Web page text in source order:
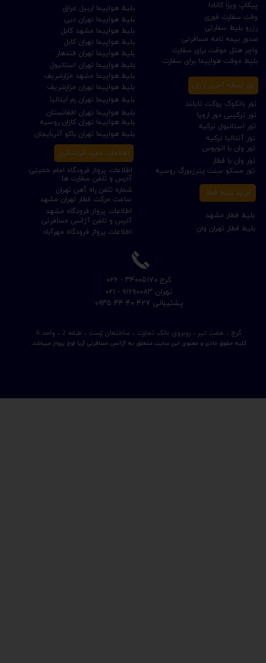
کلیه حقوق مادی و معنوی این سایت متعلق به آژانس مسافرتی آریا اوج پرواز میباشد.
​تهران ۹۱۶۹۰۰۸۳ - ۰۲۱
کرج ، هفت تیر ، روبروی بانک تجارت ، ساختمان ژست ، طبقه 2 ، واحد 6
​کرج ۳۴۰۰۵۱۷۰ - ۰۲۶
​پشتیبانی ۴۲۷ ۴۰ ۴۴ ۰۹۳۵
تور ترکیبی دور اروپا
رزرو بلیط سفارتی
پیکاپ ویزا کانادا
بلیط هواپیما تهران کابل
بلیط هواپیما تهران مزارشریف
بلیط هواپیما مشهد کابل
بلیط هواپیما تهران قندهار
بلیط هواپیما تهران افغانستان
بلیط هواپیما مشهد مزارشریف
بلیط قطار تهران وان
بلیط قطار مشهد
بلیط موقت هواپیما برای سفارت
واچر هتل موقت برای سفارت
بلیط هواپیما تهران رم ایتالیا
اطلاعات پرواز فرودگاه امام خمینی
بلیط هواپیما تهران دبی
بلیط هواپیما تهران باکو آذربایجان
بلیط هواپیما تهران استانبول
بلیط هواپیما تهران کازان روسیه
بلیط هواپیما اربیل عراق
صدور بیمه نامه مسافرتی
تور آنتالیا ترکیه
تور استانبول ترکیه
تور مسکو سنت پترزبورگ روسیه
تور وان با قطار
تور بانکوک پوکت تایلند
تور وان با اتوبوس
ساعت حرکت قطار تهران مشهد
خرید بلیط قطار
تور لحظه آخری ارزان
شماره تلفن راه آهن تهران
وقت سفارت فوری
اطلاعات پرواز فرودگاه مهرآباد
اطلاعات پرواز فرودگاه مشهد
آدرس و تلفن سفارت ها
آدرس و تلفن آژانس مسافرتی
اطلاعات مفید گردشگری